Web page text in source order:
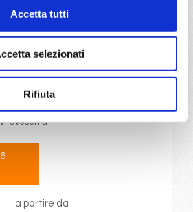
Accetta tutti
selezionati
Rifiuta
DETTAGLI
4 giorni
daValenciaconMSC Orchestra
a partire da